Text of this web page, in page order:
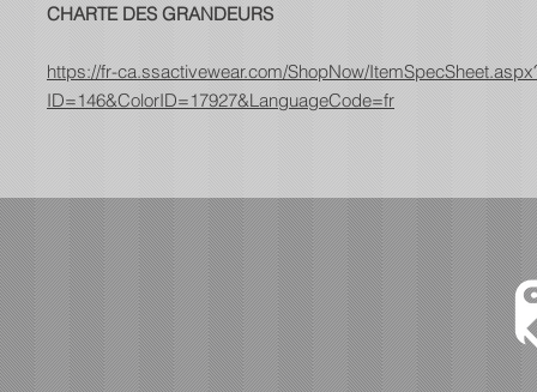
CHARTE DES GRANDEURS
https://fr-ca.ssactivewear.com/ShopNow/
ID=146&ColorID=17927&LanguageCode=fr